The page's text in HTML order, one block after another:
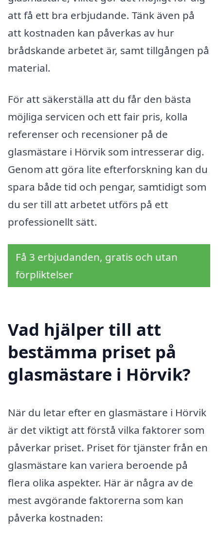
att få ett bra erbjudande. Tänk även på
att kostnaden kan påverkas av hur
brådskande arbetet är, samt tillgången på
material.
För att säkerställa att du får den bästa
möjliga servicen och ett fair pris, kolla
referenser och recensioner på de
glasmästare i Hörvik som intresserar dig.
Genom att göra lite efterforskning kan du
spara både tid och pengar, samtidigt som
du ser till att arbetet utförs på ett
professionellt sätt.
Få 3 erbjudanden, gratis och utan
förpliktelser
Vad hjälper till att
bestämma priset på
glasmästare i Hörvik?
När du letar efter en glasmästare i Hörvik
är det viktigt att förstå vilka faktorer som
påverkar priset. Priset för tjänster från en
glasmästare kan variera beroende på
flera olika aspekter. Här är några av de
mest avgörande faktorerna som kan
påverka kostnaden: